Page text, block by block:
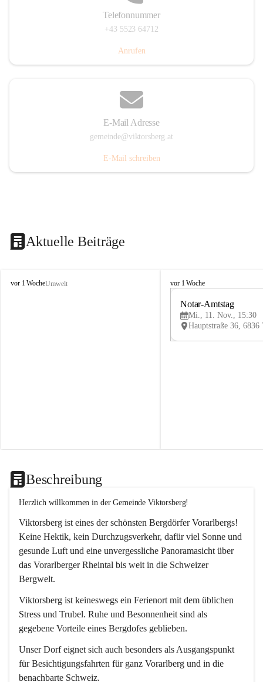
Telefonnummer
+43 5523 64712
Anrufen
E-Mail Adresse
gemeinde@viktorsberg.at
E-Mail schreiben
Aktuelle Beiträge
V
vor 1 WocheUmwelt
V
vor 1 Woche
Notar-Amtstag
Mi., 11. Nov., 15:30
Beschreibung
Herzlich willkommen in der Gemeinde Viktorsberg!
Viktorsberg ist eines der schönsten Bergdörfer Vorarlbergs!
Keine Hektik, kein Durchzugsverkehr, dafür viel Sonne und
gesunde Luft und eine unvergessliche Panoramasicht über
das Vorarlberger Rheintal bis weit in die Schweizer
Bergwelt.
Viktorsberg ist keineswegs ein Ferienort mit dem üblichen
Stress und Trubel. Ruhe und Besonnenheit sind als
gegebene Vorteile eines Bergdofes geblieben.
Unser Dorf eignet sich auch besonders als Ausgangspunkt
für Besichtigungsfahrten für ganz Vorarlberg und in die
benachbarte Schweiz.